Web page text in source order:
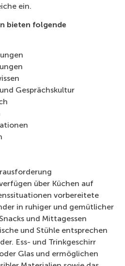
ein.
bieten folgende
Gesprächskultur
über Küchen auf
vorbereitete
in ruhiger und gemütlicher
und Mittagessen
und Stühle entsprechen
Ess- und Trinkgeschirr
Glas und ermöglichen